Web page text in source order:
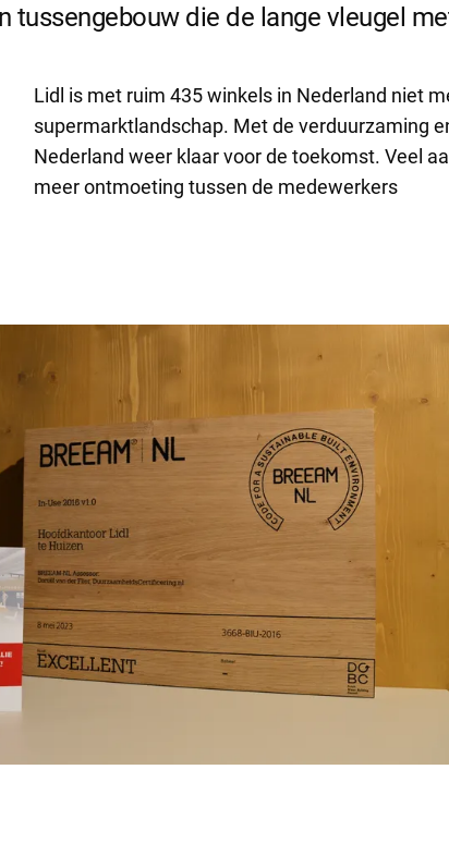
tussengebouw die de lange vleugel
Lidl is met ruim 435 winkels in Nederland niet
supermarktlandschap. Met de verduurzaming
Nederland weer klaar voor de toekomst. Veel
meer ontmoeting tussen de medewerkers